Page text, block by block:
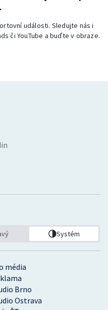
události. Sledujte nás i
či YouTube a buďte v obraze.
média
Brno
Ostrava
Systém